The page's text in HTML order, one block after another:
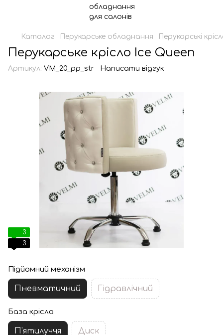
Каталог Перукарське обладнання Перукарські
Перукарське крісло Ice Queen
Артикул: VM_20_pp_str Написати відгук
3
3
Підйомний механізм
Пневматичний Гідравлічний
База крісла
П'ятилуччя Диск